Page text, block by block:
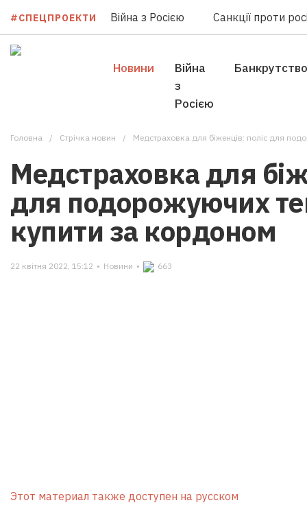
#СПЕЦПРОЕКТИ Війна з Росією Санкції проти
Новини
Війна
з
Росією
Банкрутство
Головна Стрічка новин Медстраховка для біженців: поліс для
Медстраховка для
для подорожуючих
купити за кордоном
22 квітня 2022, 15:12 • Новини • 663
Этот материал также доступен на русском